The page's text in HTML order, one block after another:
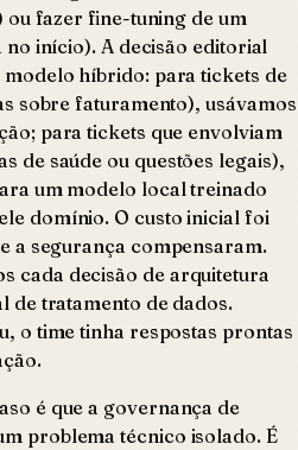
fazer fine-tuning de um
início). A decisão editorial
híbrido: para tickets de
sobre faturamento), usávamos
para tickets que envolviam
de saúde ou questões legais),
um modelo local treinado
domínio. O custo inicial foi
a segurança compensaram.
cada decisão de arquitetura
de tratamento de dados.
o time tinha respostas prontas
é que a governança de
problema técnico isolado. É